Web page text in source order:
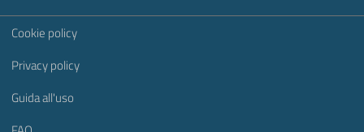
Sezione Link Utili
Cookie policy
Privacy policy
Guida all'uso